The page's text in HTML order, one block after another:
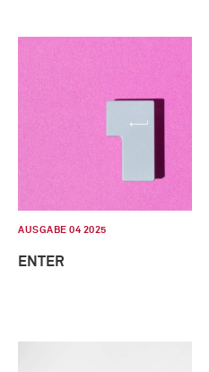
AUSGABE 04 2025
ENTER